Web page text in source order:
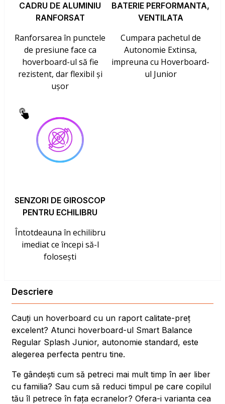
CADRU DE ALUMINIU
RANFORSAT
Ranforsarea în punctele
de presiune face ca
hoverboard-ul să fie
rezistent, dar flexibil și
ușor
BATERIE PERFORMANTA,
VENTILATA
Cumpara pachetul de
Autonomie Extinsa,
impreuna cu Hoverboard-
ul Junior
SENZORI DE GIROSCOP
PENTRU ECHILIBRU
Întotdeauna în echilibru
imediat ce începi să-l
folosești
Descriere
Cauți un hoverboard cu un raport calitate-preț
excelent? Atunci hoverboard-ul Smart Balance
Regular Splash Junior, autonomie standard, este
alegerea perfecta pentru tine.
Te gândești cum să petreci mai mult timp în aer liber
cu familia? Sau cum să reduci timpul pe care copilul
tău îl petrece în fața ecranelor? Ofera-i varianta cea